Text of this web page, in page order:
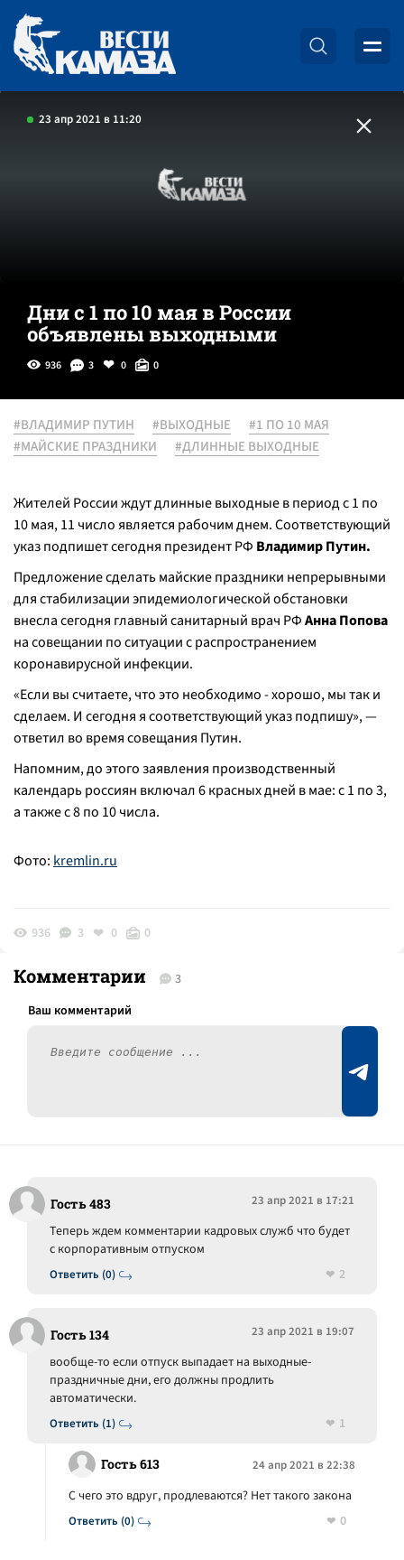
23 апр 2021 в 11:20
Дни с 1 по 10 мая в России
объявлены выходными
936 3 0 0
#ВЛАДИМИР ПУТИН #ВЫХОДНЫЕ
#1 ПО 10 МАЯ
#МАЙСКИЕ ПРАЗДНИКИ
#ДЛИННЫЕ ВЫХОДНЫЕ
Жителей России ждут длинные выходные в период с 1 по
10 мая, 11 число является рабочим днем. Соответствующий
указ подпишет сегодня президент РФ Владимир Путин.
Предложение сделать майские праздники непрерывными
для стабилизации эпидемиологической обстановки
внесла сегодня главный санитарный врач РФАнна Попова
на совещании по ситуации с распространением
коронавирусной инфекции.
«Если вы считаете, что это необходимо - хорошо, мы так и
сделаем. И сегодня я соответствующий указ подпишу», —
ответил во время совещания Путин.
Напомним, до этого заявления производственный
календарь россиян включал 6 красных дней в мае: с 1 по 3,
а также с 8 по 10 числа.
Фото: kremlin.ru
936 3 0 0
Комментарии 3
Гость 483 23 апр 2021 в 17:21
Ответить (0)
Теперь ждем комментарии кадровых служб что будет
с корпоративным отпуском
2
Гость 134 23 апр 2021 в 19:07
Ответить (1)
вообще-то если отпуск выпадает на выходные-
праздничные дни, его должны продлить
автоматически.
1
Гость 613 24 апр 2021 в 22:38
Ответить (0)
С чего это вдруг, продлеваются? Нет такого закона
0